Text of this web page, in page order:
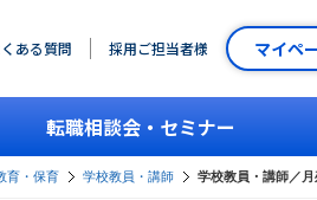
ある質問 採用ご担当者様 マイペ
転職相談会・セミナー
育・保育 学校教員・講師 学校教員・講師／